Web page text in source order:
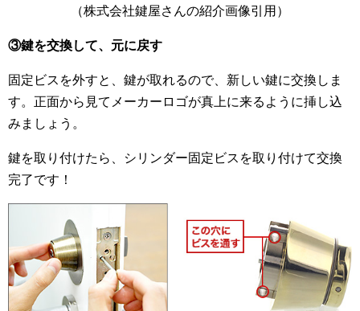
（株式会社鍵屋さんの紹介画像引用）
③鍵を交換して、元に戻す
固定ビスを外すと、鍵が取れるので、新しい鍵に交換しま
す。正面から見てメーカーロゴが真上に来るように挿し込
みましょう。
鍵を取り付けたら、シリンダー固定ビスを取り付けて交換
完了です！